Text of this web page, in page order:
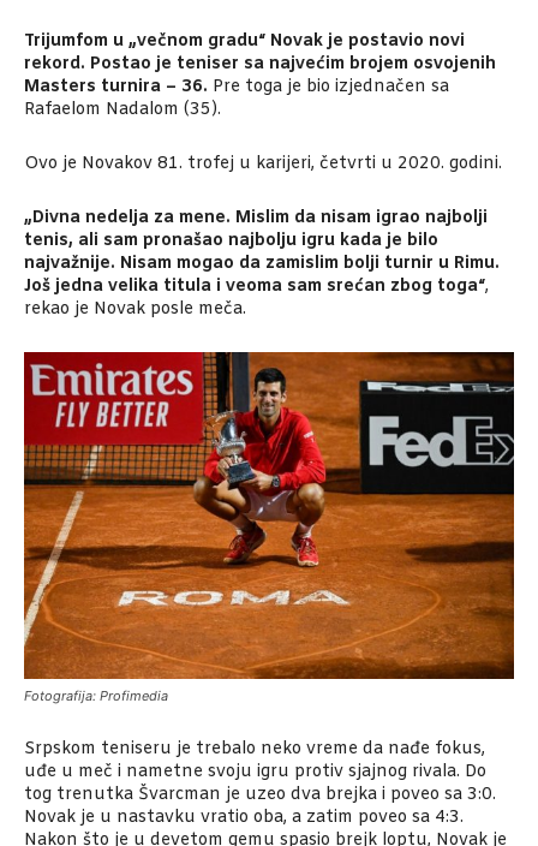
Trijumfom u „večnom gradu“ Novak je postavio novi
rekord. Postao je teniser sa najvećim brojem osvojenih
Masters turnira – 36. Pre toga je bio izjednačen sa
Rafaelom Nadalom (35).
Ovo je Novakov 81. trofej u karijeri, četvrti u 2020. godini.
„Divna nedelja za mene. Mislim da nisam igrao najbolji
tenis, ali sam pronašao najbolju igru kada je bilo
najvažnije. Nisam mogao da zamislim bolji turnir u Rimu.
Još jedna velika titula i veoma sam srećan zbog toga“,
rekao je Novak posle meča.
Fotografija: Profimedia
Srpskom teniseru je trebalo neko vreme da nađe fokus,
uđe u meč i nametne svoju igru protiv sjajnog rivala. Do
tog trenutka Švarcman je uzeo dva brejka i poveo sa 3:0.
Novak je u nastavku vratio oba, a zatim poveo sa 4:3.
Nakon što je u devetom gemu spasio brejk loptu, Novak je